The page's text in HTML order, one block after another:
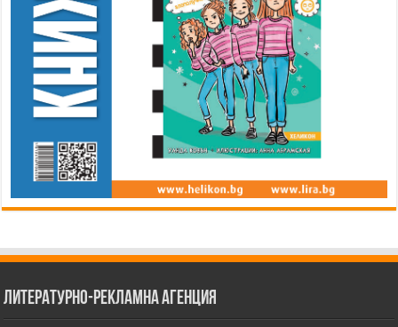
Литературно-рекламна агенция